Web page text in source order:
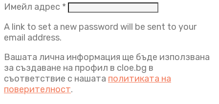
Имейл адрес * Задължително
A link to set a new password will be sent to your
email address.
Вашата лична информация ще бъде използвана
за създаване на профил в cloe.bg в
съответствие с нашата политиката на
поверителност.